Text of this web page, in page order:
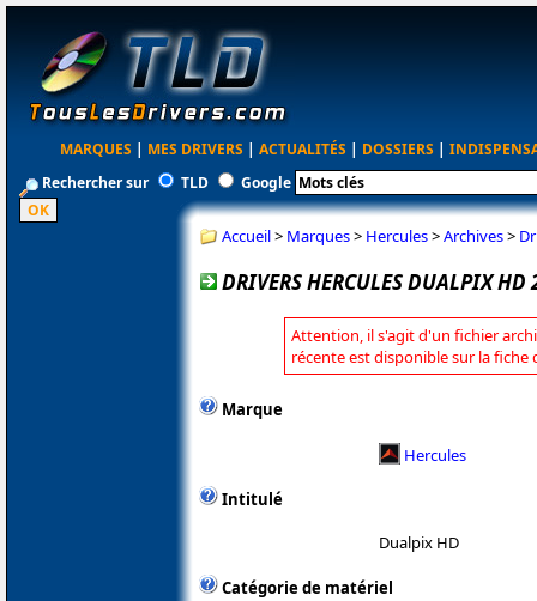
MARQUES | MES DRIVERS | ACTUALITÉS | DOSSIERS |
Rechercher sur
TLD Google
Accueil> Marques> Hercules>Archives>
DRIVERS HERCULES DUALPIX HD
Attention, il s'agit d'un fichier
récente est disponible sur la fiche
Marque
Hercules
Intitulé
Dualpix HD
Catégorie de matériel